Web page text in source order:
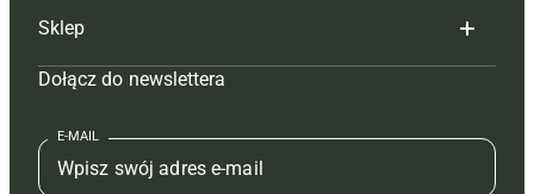
Tagi
Mapa serwisu
Kontakt
Regulamin
Hoduj z głową świnie
Prenumerata
Redakcja
Kontakt
Redakcja
Prenumerata
Reklama
Kontakt
Sklep
Czasopisma i prenumerata
Książki
Regulamin
Dołącz do newslettera
E-MAIL